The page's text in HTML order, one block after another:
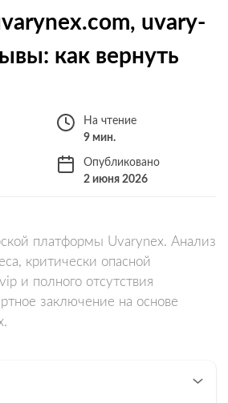
uvary-
как вернуть
На чтение
9 мин.
Опубликовано
2 июня 2026
платформы Uvarynex. Анализ
критически опасной
и полного отсутствия
заключение на основе